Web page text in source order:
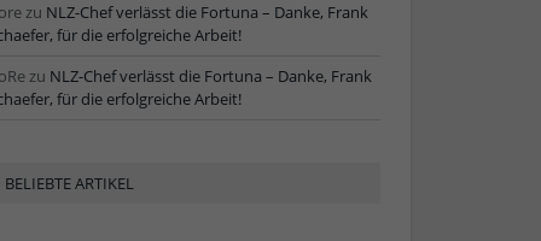
zu NLZ-Chef verlässt die Fortuna – Danke, Frank
für die erfolgreiche Arbeit!
zu NLZ-Chef verlässt die Fortuna – Danke, Frank
für die erfolgreiche Arbeit!
BELIEBTE ARTIKEL